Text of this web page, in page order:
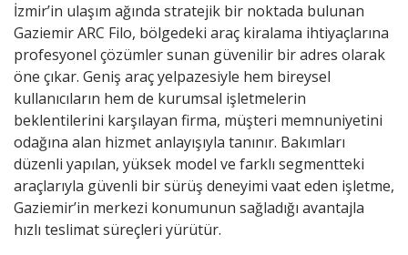
İzmir’in ulaşım ağında stratejik bir noktada bulunan
Gaziemir ARC Filo, bölgedeki araç kiralama ihtiyaçlarına
profesyonel çözümler sunan güvenilir bir adres olarak
öne çıkar. Geniş araç yelpazesiyle hem bireysel
kullanıcıların hem de kurumsal işletmelerin
beklentilerini karşılayan firma, müşteri memnuniyetini
odağına alan hizmet anlayışıyla tanınır. Bakımları
düzenli yapılan, yüksek model ve farklı segmentteki
araçlarıyla güvenli bir sürüş deneyimi vaat eden işletme,
Gaziemir’in merkezi konumunun sağladığı avantajla
hızlı teslimat süreçleri yürütür.